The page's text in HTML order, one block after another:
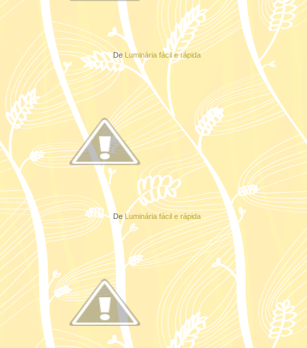
De Luminária fácil e rápida
DeLuminária fácil e rápida